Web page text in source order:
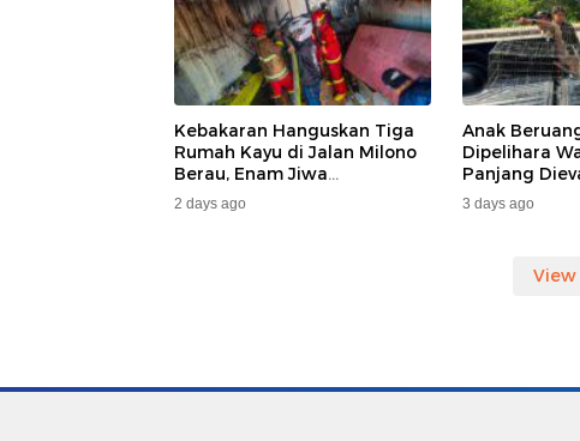
Kebakaran Hanguskan Tiga
Rumah Kayu di Jalan Milono
Berau, Enam Jiwa
Terdampak
2 days ago
Anak
Dipelihara
Panjang
Dan DAMKAR
3 days ago